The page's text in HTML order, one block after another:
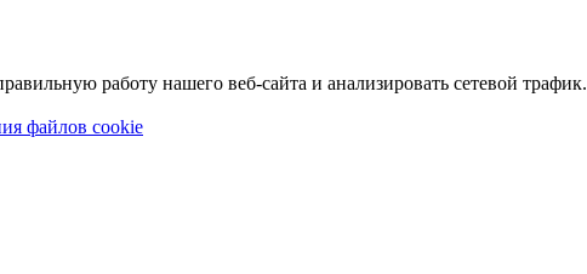
работу нашего веб-сайта и анализировать сетевой трафик.
файлов cookie